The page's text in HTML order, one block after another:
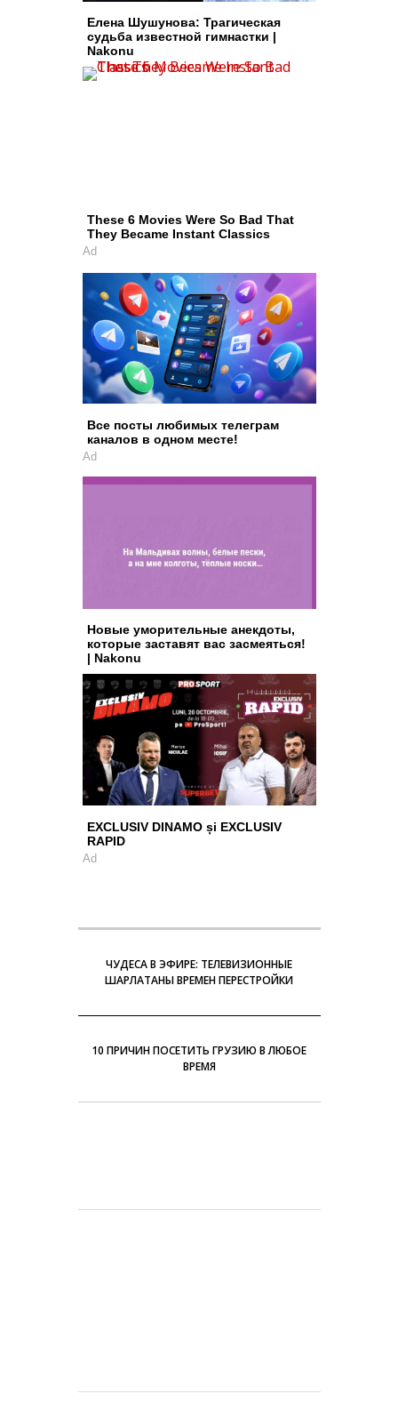
Елена Шушунова: Трагическая
судьба известной гимнастки |
Nakonu
These 6 Movies Were So Bad That
They Became Instant Classics
Ad
Все посты любимых телеграм
каналов в одном месте!
Ad
Новые уморительные анекдоты,
которые заставят вас засмеяться!
| Nakonu
EXCLUSIV DINAMO și EXCLUSIV
RAPID
Ad
ЧУДЕСА В ЭФИРЕ: ТЕЛЕВИЗИОННЫЕ
ШАРЛАТАНЫ ВРЕМЕН ПЕРЕСТРОЙКИ
10 ПРИЧИН ПОСЕТИТЬ ГРУЗИЮ В ЛЮБОЕ
ВРЕМЯ